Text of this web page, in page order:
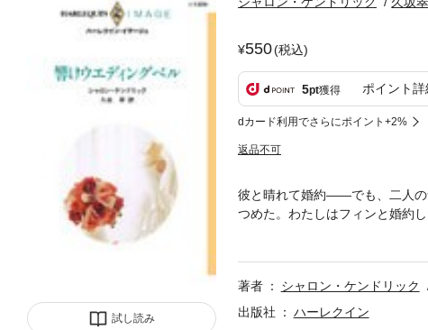
試し読み
550(税込)
5pt獲得 ポイント詳
dカード利用でさらにポイント+2%
返品不可
彼と晴れて婚約――でも、二人
つめた。わたしはフィンと婚約
ぜ、こんなに不安なの？モデル
に、ちょっとした口げんかがき
ウエディングベルを鳴らしたい
著者 シャロン・ケンドリック
出版社
ハーレクイン